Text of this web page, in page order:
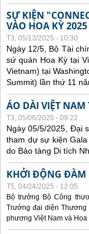
SỰ KIỆN
VÀO HOA KỲ 2025
T3, 05/13/2025 - 10:30
Ngày 12/5, Bộ Tài
sứ quán Hoa Kỳ tại
Vietnam) tại
Summit) lần thứ 11
ÁO DÀI VIỆT NAM
T3, 05/06/2025 - 09:22
Ngày 05/5/2025, Đại
tham dự sự kiện
do Bảo tàng Di tích
KHỞI ĐỘNG ĐÀM
T5, 04/24/2025 - 12:05
Bộ trưởng Bộ Công
Trưởng đại diện Thương
phương Việt Nam và Hoa